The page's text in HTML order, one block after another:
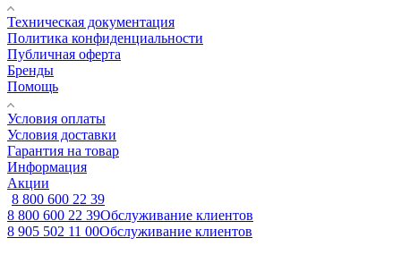
Техническая документация
Политика конфиденциальности
Публичная оферта
Бренды
Помощь
Условия оплаты
Условия доставки
Гарантия на товар
Информация
Акции
8 800 600 22 39
8 800 600 22 39Обслуживание клиентов
8 905 502 11 00Обслуживание клиентов